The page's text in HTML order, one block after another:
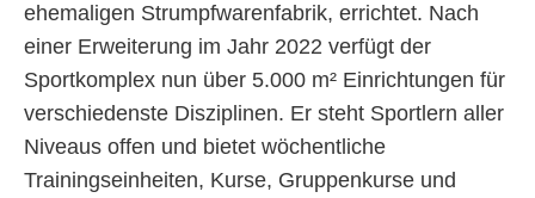
ehemaligen Strumpfwarenfabrik, errichtet. Nach
einer Erweiterung im Jahr 2022 verfügt der
Sportkomplex nun über 5.000 m² Einrichtungen für
verschiedenste Disziplinen. Er steht Sportlern aller
Niveaus offen und bietet wöchentliche
Trainingseinheiten, Kurse, Gruppenkurse und